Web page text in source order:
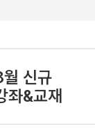
신규
좌&교재